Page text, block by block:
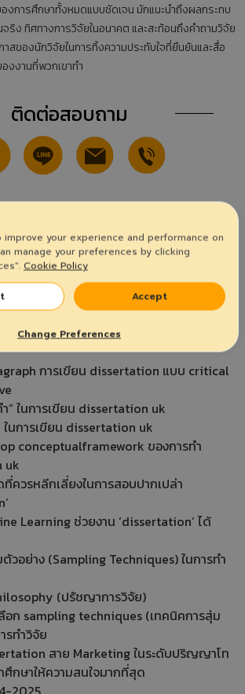
งการศึกษาทั้งหมดแบบชัดเจน มักแนะนำถึงผลกระทบ
ริง ทิศทางการวิจัยในอนาคต และสะท้อนถึงคำถามวิจัย
สของนักวิจัยในการทิ้งความประทับใจที่ยืนยันและสื่อ
งานที่พวกเขาทำ
ติดต่อสอบถาม
ทความทั้งหมด
ยังไงดีสำหรับมือใหม่
ษาวิทยานิพนธ์ให้เหมาะกับงาน “dissertation”
นักศึกษาปริญญาโทและเอกต้องมีเพื่อความ
การเขียน dissertation แบบ critical
” ในการเขียน dissertation uk
ในการเขียน dissertation uk
conceptualframework ของการทำ
uk
ควรหลีกเลี่ยงในการสอบปากเปล่า
Learning ช่วยงาน ‘dissertation’ ได้
วอย่าง (Sampling Techniques) ในการทำ
(ปรัชญาการวิจัย)
อก sampling techniques (เทคนิคการสุ่ม
รทำวิจัย
สาย Marketing ในระดับปริญญาโท
ศึกษาให้ความสนใจมากที่สุด
improve your experience and performance on
manage your preferences by clicking
Cookie Policy
Accept
Change Preferences